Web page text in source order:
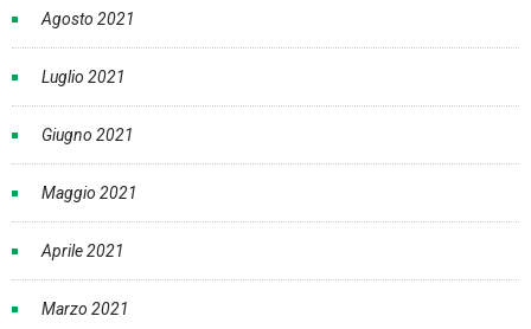
Agosto 2021
Luglio 2021
Giugno 2021
Maggio 2021
Aprile 2021
Marzo 2021